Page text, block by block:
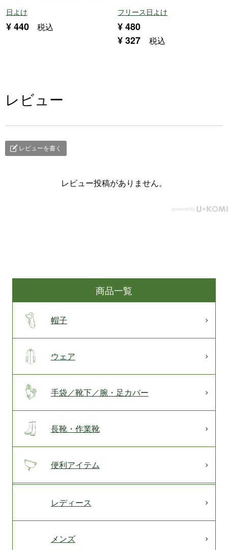
日よけ
¥ 440 税込
フリース日よけ
¥480
¥327 税込
レビュー
レビューを書く
レビュー投稿がありません。
商品一覧
帽子
ウェア
手袋／靴下／腕・足カバー
長靴・作業靴
便利アイテム
レディース
メンズ